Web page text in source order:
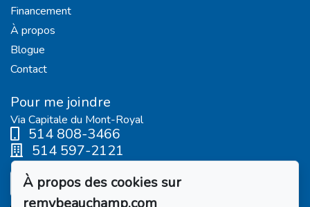
Financement
À propos
Blogue
Contact
Pour me joindre
Via Capitale du Mont-Royal
514 808-3466
514 597-2121
Écrivez-moi un courriel
À propos des cookies sur
remybeauchamp.com